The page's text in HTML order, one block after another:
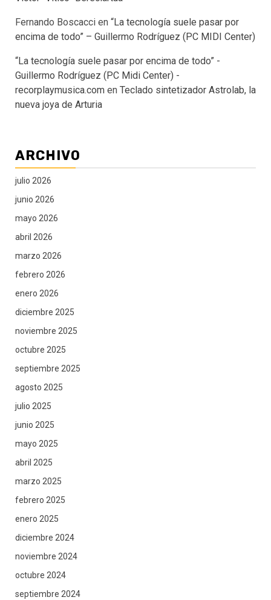
Fernando Boscacci en “La tecnología suele pasar por
encima de todo” – Guillermo Rodríguez (PC MIDI Center)
“La tecnología suele pasar por encima de todo” -
Guillermo Rodríguez (PC Midi Center) -
recorplaymusica.com en Teclado sintetizador Astrolab, la
nueva joya de Arturia
ARCHIVO
julio 2026
junio 2026
mayo 2026
abril 2026
marzo 2026
febrero 2026
enero 2026
diciembre 2025
noviembre 2025
octubre 2025
septiembre 2025
agosto 2025
julio 2025
junio 2025
mayo 2025
abril 2025
marzo 2025
febrero 2025
enero 2025
diciembre 2024
noviembre 2024
octubre 2024
septiembre 2024